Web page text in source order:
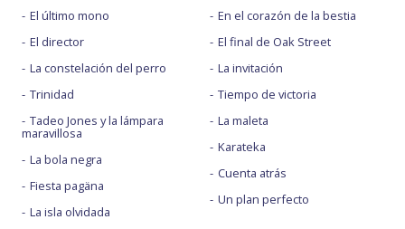
El último mono
El director
La constelación del perro
Trinidad
Tadeo Jones y la lámpara
maravillosa
La bola negra
Fiesta pagäna
La isla olvidada
En el corazón de la bestia
El final de Oak Street
La invitación
Tiempo de victoria
La maleta
Karateka
Cuenta atrás
Un plan perfecto